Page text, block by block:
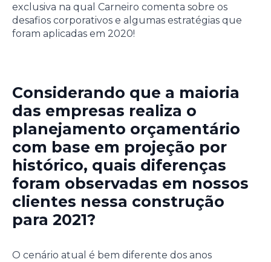
exclusiva na qual Carneiro comenta sobre os
desafios corporativos e algumas estratégias que
foram aplicadas em 2020!
Considerando que a maioria
das empresas realiza o
planejamento orçamentário
com base em projeção por
histórico, quais diferenças
foram observadas em nossos
clientes nessa construção
para 2021?
O cenário atual é bem diferente dos anos